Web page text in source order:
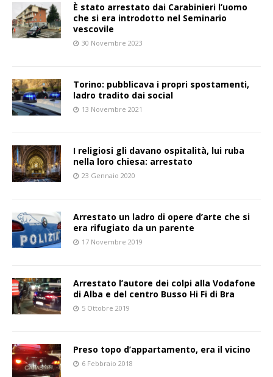
È stato arrestato dai Carabinieri l’uomo
che si era introdotto nel Seminario
vescovile
30 Novembre 2023
Torino: pubblicava i propri spostamenti,
ladro tradito dai social
13 Novembre 2021
I religiosi gli davano ospitalità, lui ruba
nella loro chiesa: arrestato
23 Gennaio 2020
Arrestato un ladro di opere d’arte che si
era rifugiato da un parente
17 Novembre 2019
Arrestato l’autore dei colpi alla Vodafone
di Alba e del centro Busso Hi Fi di Bra
5 Ottobre 2019
Preso topo d’appartamento, era il vicino
6 Febbraio 2018